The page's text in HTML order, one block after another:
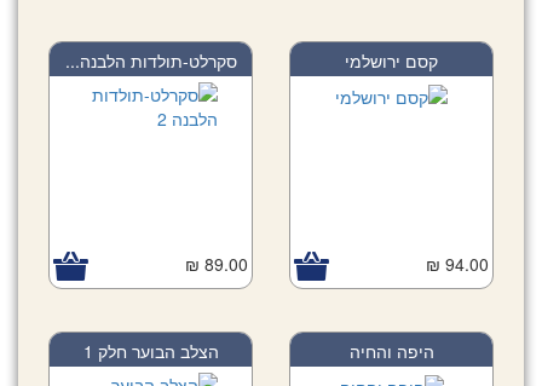
קסם ירושלמי
94.00 ₪
סקרלט-תולדות הלבנה...
89.00 ₪
היפה והחיה הצלב הבוער חלק 1